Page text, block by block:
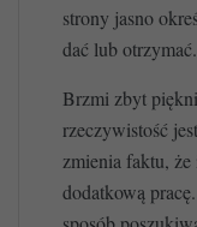
strony jasno
dać lub otrzymać.
Brzmi zbyt
rzeczywistość
zmienia faktu,
dodatkową